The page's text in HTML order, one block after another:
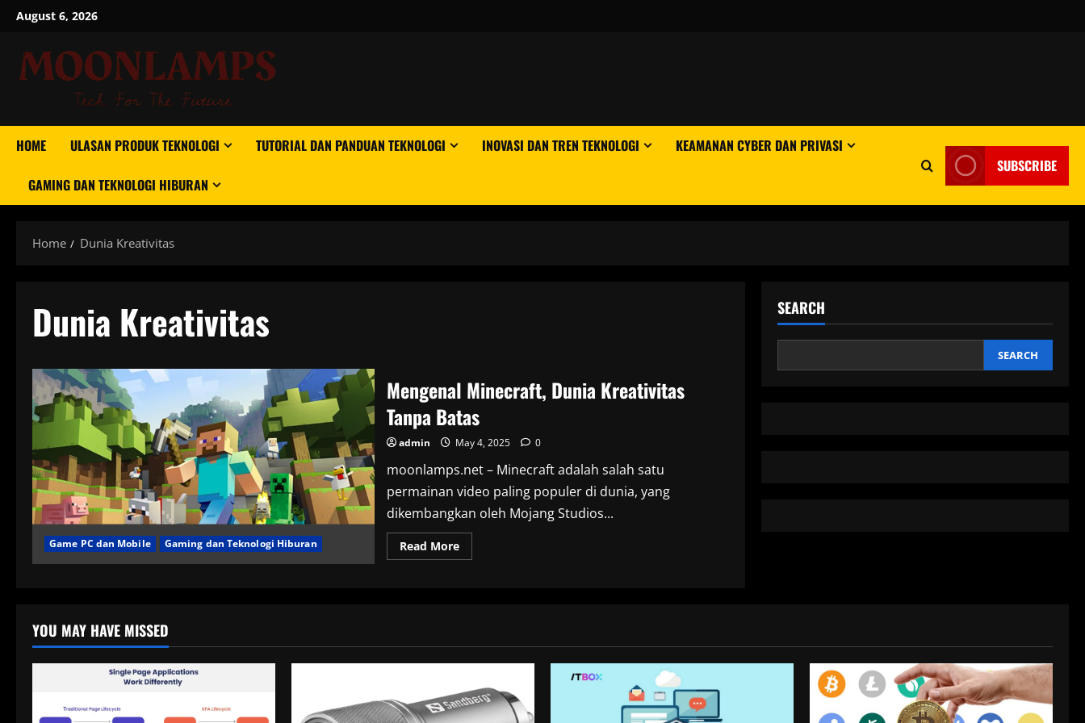
Skip
content
August 6, 2026
HOME ULASAN PRODUK TEKNOLOGI TUTORIAL DAN PANDUAN TEKNOLOGI INOVASI DAN TREN TEKNOLOGI KEAMANAN CYBER DAN PRIVASI
GAMING DAN TEKNOLOGI HIBURAN
SUBSCRIBE
Home Dunia Kreativitas
Dunia Kreativitas
Game PC dan Mobile Gaming dan Teknologi Hiburan
Mengenal Minecraft, Dunia Kreativitas
Tanpa Batas
admin May 4, 2025 0
moonlamps.net – Minecraft adalah salah satu
permainan video paling populer di dunia, yang
dikembangkan oleh Mojang Studios...
Read MoreRead
more
SEARCH
SEARCH
YOU MAY HAVE MISSED